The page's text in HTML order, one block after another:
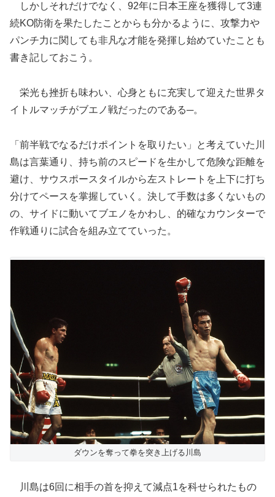
しかしそれだけでなく、92年に日本王座を獲得して3連
続KO防衛を果たしたことからも分かるように、攻撃力や
パンチ力に関しても非凡な才能を発揮し始めていたことも
書き記しておこう。
栄光も挫折も味わい、心身ともに充実して迎えた世界タ
イトルマッチがブエノ戦だったのである─。
「前半戦でなるだけポイントを取りたい」と考えていた川
島は言葉通り、持ち前のスピードを生かして危険な距離を
避け、サウスポースタイルから左ストレートを上下に打ち
分けてペースを掌握していく。決して手数は多くないもの
の、サイドに動いてブエノをかわし、的確なカウンターで
作戦通りに試合を組み立てていった。
ダウンを奪って拳を突き上げる川島
川島は6回に相手の首を抑えて減点1を科せられたもの